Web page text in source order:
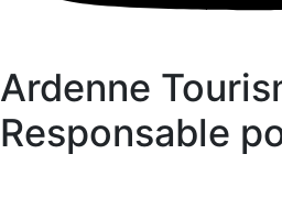
Ardenne
Responsable